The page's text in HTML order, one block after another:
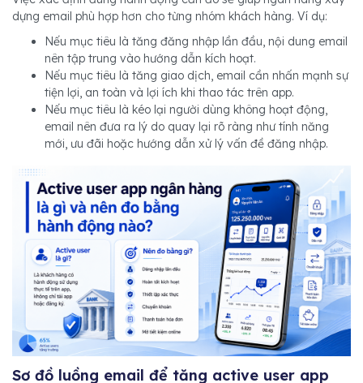
dựng email phù hợp hơn cho từng nhóm khách hàng. Ví dụ:
Nếu mục tiêu là tăng đăng nhập lần đầu, nội dung email
nên tập trung vào hướng dẫn kích hoạt.
Nếu mục tiêu là tăng giao dịch, email cần nhấn mạnh sự
tiện lợi, an toàn và lợi ích khi thao tác trên app.
Nếu mục tiêu là kéo lại người dùng không hoạt động,
email nên đưa ra lý do quay lại rõ ràng như tính năng
mới, ưu đãi hoặc hướng dẫn xử lý vấn đề đăng nhập.
Sơ đồ luồng email để tăng active user app